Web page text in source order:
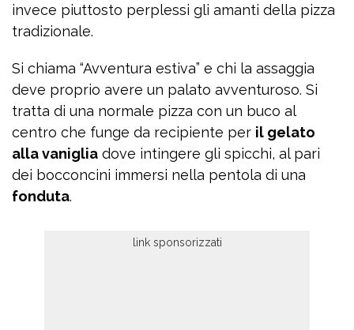
invece piuttosto perplessi gli amanti della pizza
tradizionale.
Si chiama “Avventura estiva” e chi la assaggia
deve proprio avere un palato avventuroso. Si
tratta di una normale pizza con un buco al
centro che funge da recipiente per il gelato
alla vaniglia dove intingere gli spicchi, al pari
dei bocconcini immersi nella pentola di una
fonduta.